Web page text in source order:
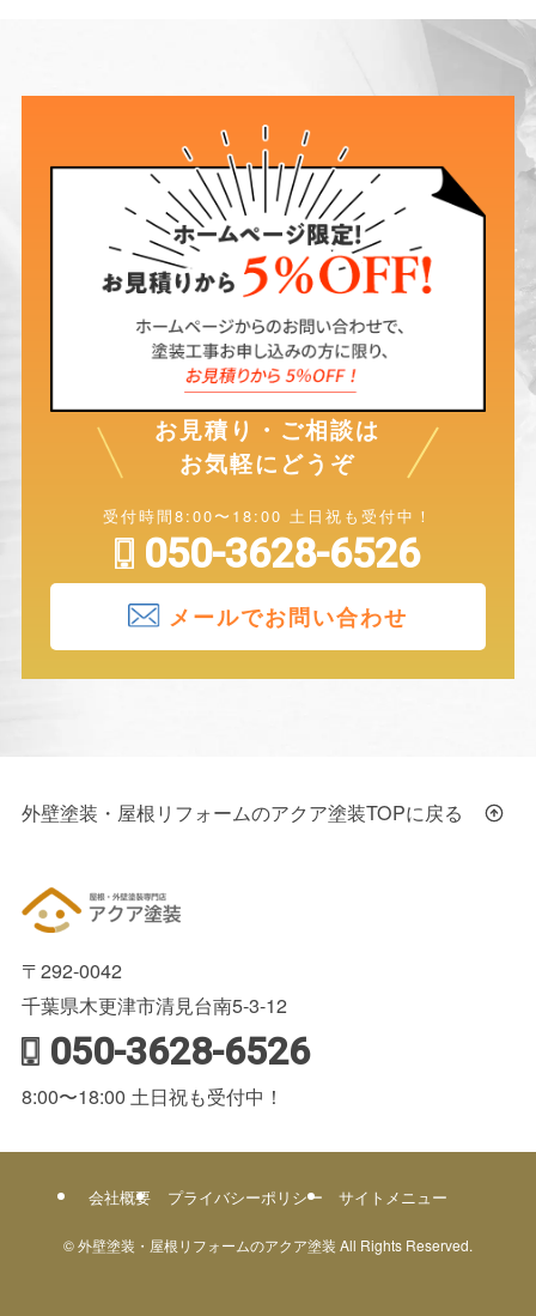
お見積り・ご相談は
お気軽にどうぞ
受付時間8:00〜18:00 土日祝も受付中！
050-3628-6526
メールでお問い合わせ
外壁塗装・屋根リフォームのアクア塗装TOPに戻る
〒292-0042
千葉県木更津市清見台南5-3-12
050-3628-6526
8:00〜18:00 土日祝も受付中！
会社概要 プライバシーポリシー サイトメニュー
©外壁塗装・屋根リフォームのアクア塗装 All Rights Reserved.